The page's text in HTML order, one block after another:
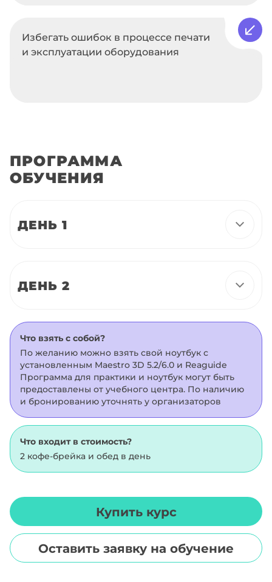
Избегать ошибок в процессе печати
и эксплуатации оборудования
ПРОГРАММА
ОБУЧЕНИЯ
ДЕНЬ 1
ДЕНЬ 2
Что взять с собой?
По желанию можно взять свой ноутбук с
установленным Maestro 3D 5.2/6.0 и Reaguide
Программа для практики и ноутбук могут быть
предоставлены от учебного центра. По наличию
и бронированию уточнять у организаторов
Что входит в стоимость?
2 кофе-брейка и обед в день
Купить курс
Оставить заявку на обучение